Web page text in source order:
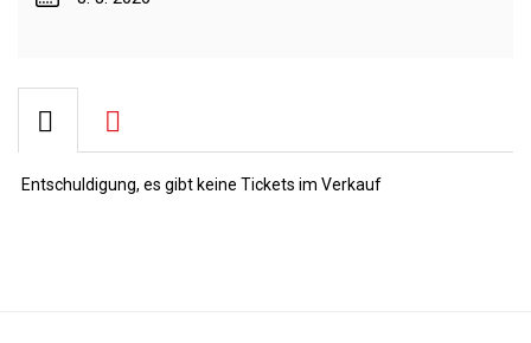
Entschuldigung, es gibt keine Tickets im Verkauf